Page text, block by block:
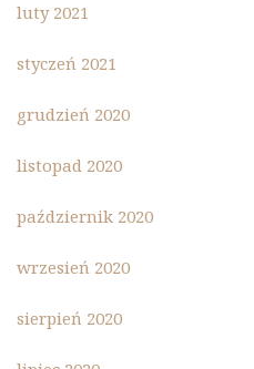
luty 2021
styczeń 2021
grudzień 2020
listopad 2020
październik 2020
wrzesień 2020
sierpień 2020